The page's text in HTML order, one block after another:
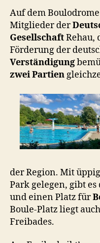
Auf dem
Mitglieder der
GesellschaftRehau,
Förderung der
Verständigung
zwei Partien
der Region. Mit
Park gelegen, gibt
und einen Platz für
Boule-Platz liegt
Freibades.